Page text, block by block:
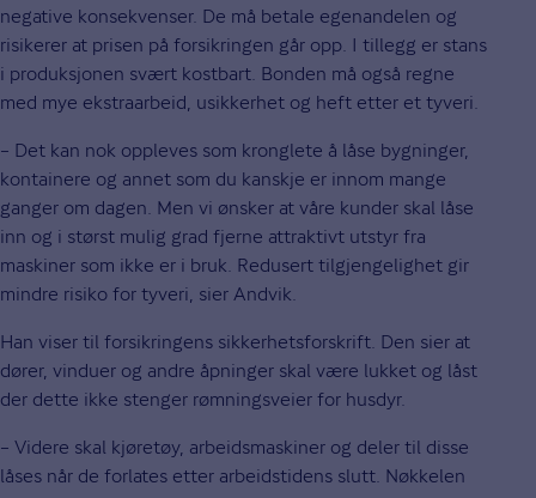
negative konsekvenser. De må betale egenandelen og
risikerer at prisen på forsikringen går opp. I tillegg er stans
i produksjonen svært kostbart. Bonden må også regne
med mye ekstraarbeid, usikkerhet og heft etter et tyveri.
– Det kan nok oppleves som kronglete å låse bygninger,
kontainere og annet som du kanskje er innom mange
ganger om dagen. Men vi ønsker at våre kunder skal låse
inn og i størst mulig grad fjerne attraktivt utstyr fra
maskiner som ikke er i bruk. Redusert tilgjengelighet gir
mindre risiko for tyveri, sier Andvik.
Han viser til forsikringens sikkerhetsforskrift. Den sier at
dører, vinduer og andre åpninger skal være lukket og låst
der dette ikke stenger rømningsveier for husdyr.
– Videre skal kjøretøy, arbeidsmaskiner og deler til disse
låses når de forlates etter arbeidstidens slutt. Nøkkelen